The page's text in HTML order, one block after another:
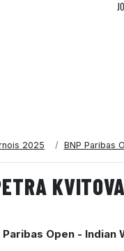
2025 BNP Paribas
Paribas Open - Indian